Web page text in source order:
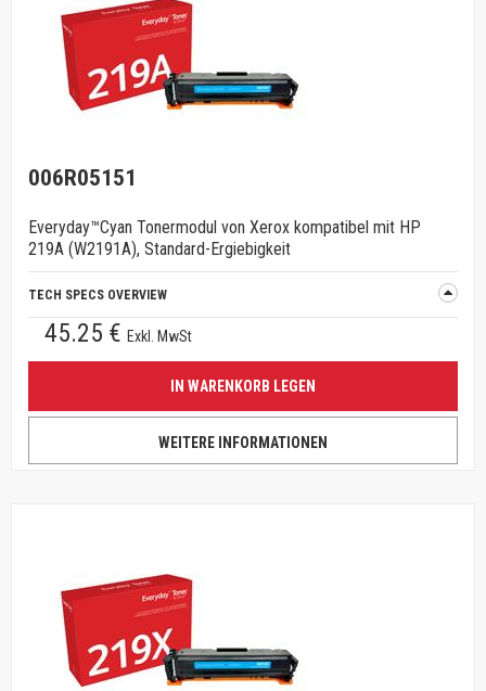
006R05151
Everyday™Cyan Tonermodul von Xerox kompatibel mit HP
219A (W2191A), Standard-Ergiebigkeit
TECH SPECS OVERVIEW
45.25 € Exkl. MwSt
IN WARENKORB LEGEN
WEITERE INFORMATIONEN